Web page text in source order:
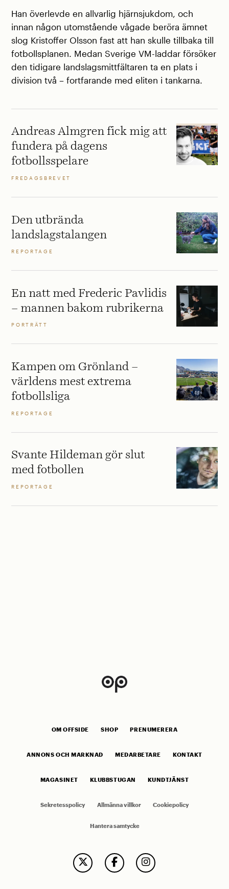
Han överlevde en allvarlig hjärnsjukdom, och
innan någon utomstående vågade beröra ämnet
slog Kristoffer Olsson fast att han skulle tillbaka till
fotbollsplanen. Medan Sverige VM-laddar försöker
den tidigare landslagsmittfältaren ta en plats i
division två – fortfarande med eliten i tankarna.
Andreas Almgren fick mig att
fundera på dagens
fotbollsspelare
FREDAGSBREVET
Den utbrända
landslagstalangen
REPORTAGE
En natt med Frederic Pavlidis
– mannen bakom rubrikerna
PORTRÄTT
Kampen om Grönland –
världens mest extrema
fotbollsliga
REPORTAGE
Svante Hildeman gör slut
med fotbollen
REPORTAGE
OM OFFSIDE SHOP PRENUMERERA
ANNONS OCH MARKNAD MEDARBETARE KONTAKT
MAGASINET KLUBBSTUGAN KUNDTJÄNST
Sekretesspolicy Allmänna villkor Cookiepolicy
Hantera samtycke